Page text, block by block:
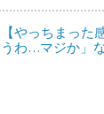
【やっちまった
うわ…マジか」